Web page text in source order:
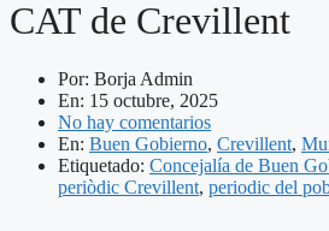
CAT de Crevillent
Por: Borja Admin
En: 15 octubre, 2025
No hay comentarios
En: Buen Gobierno, Crevillent,
Etiquetado: Concejalía de Buen
periòdic Crevillent, periodic del